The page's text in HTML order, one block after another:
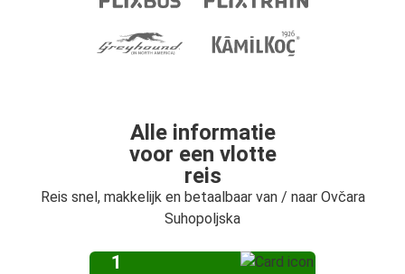
Alle informatie
voor een vlotte
reis
Reis snel, makkelijk en betaalbaar van / naar Ovčara
Suhopoljska
1